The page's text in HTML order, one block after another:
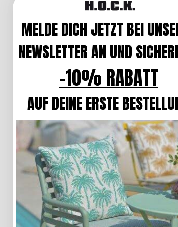
MELDE DICH JETZT BEI
NEWSLETTER AN UND
-10% RABATT
AUF DEINE ERSTE